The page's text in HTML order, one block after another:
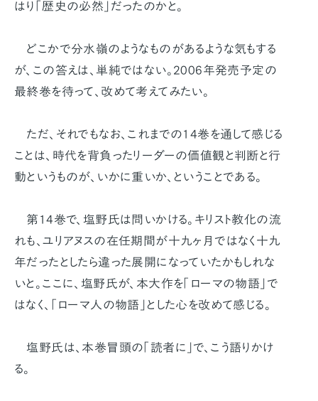
はり「歴史の必然」だったのかと。
どこかで分水嶺のようなものがあるような気もする
が、この答えは、単純ではない。2006年発売予定の
最終巻を待って、改めて考えてみたい。
ただ、それでもなお、これまでの14巻を通して感じる
ことは、時代を背負ったリーダーの価値観と判断と行
動というものが、いかに重いか、ということである。
第14巻で、塩野氏は問いかける。キリスト教化の流
れも、ユリアヌスの在任期間が十九ヶ月ではなく十九
年だったとしたら違った展開になっていたかもしれな
いと。ここに、塩野氏が、本大作を「ローマの物語」で
はなく、「ローマ人の物語」とした心を改めて感じる。
塩野氏は、本巻冒頭の「読者に」で、こう語りかけ
る。